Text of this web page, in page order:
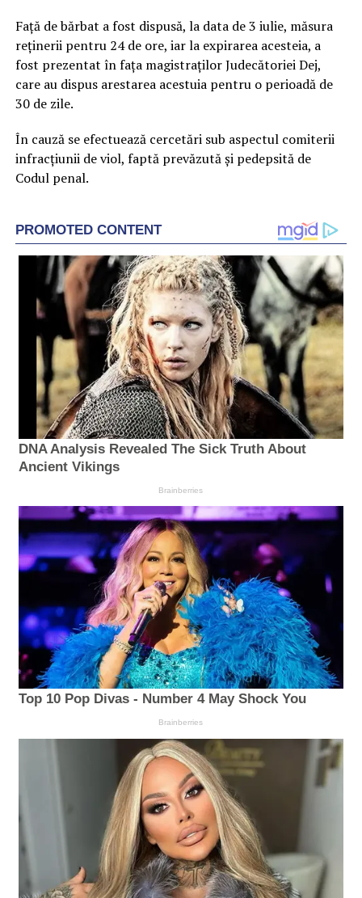
Faţă de bărbat a fost dispusă, la data de 3 iulie, măsura
reţinerii pentru 24 de ore, iar la expirarea acesteia, a
fost prezentat în faţa magistraţilor Judecătoriei Dej,
care au dispus arestarea acestuia pentru o perioadă de
30 de zile.
În cauză se efectuează cercetări sub aspectul comiterii
infracţiunii de viol, faptă prevăzută şi pedepsită de
Codul penal.